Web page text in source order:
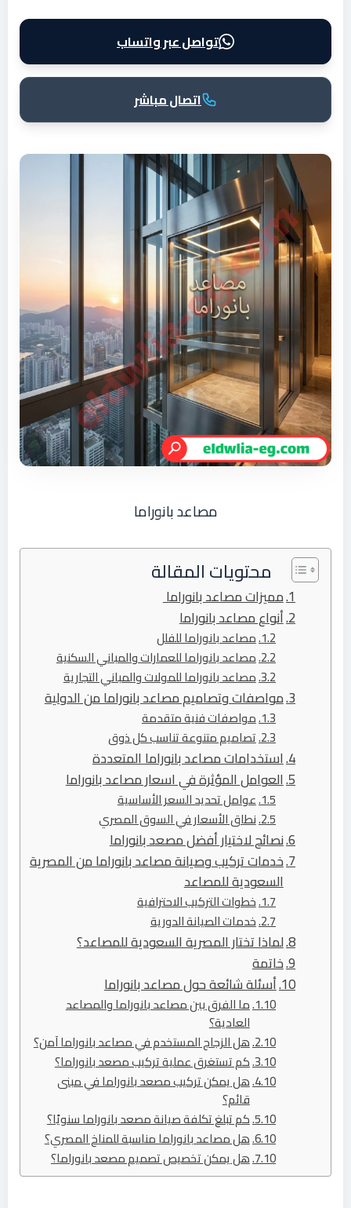
تواصل عبر واتساب
اتصال مباشر
مصاعد بانوراما
محتويات المقالة
مميزات مصاعد بانوراما
أنواع مصاعد بانوراما
مصاعد بانوراما للفلل
مصاعد بانوراما للعمارات والمباني السكنية
مصاعد بانوراما للمولات والمباني التجارية
مواصفات وتصاميم مصاعد بانوراما من الدولية
مواصفات فنية متقدمة
تصاميم متنوعة تناسب كل ذوق
استخدامات مصاعد بانوراما المتعددة
العوامل المؤثرة في اسعار مصاعد بانوراما
عوامل تحديد السعر الأساسية
نطاق الأسعار في السوق المصري
نصائح لاختيار أفضل مصعد بانوراما
خدمات تركيب وصيانة مصاعد بانوراما من المصرية
السعودية للمصاعد
خطوات التركيب الاحترافية
خدمات الصيانة الدورية
لماذا تختار المصرية السعودية للمصاعد؟
خاتمة
أسئلة شائعة حول مصاعد بانوراما
ما الفرق بين مصاعد بانوراما والمصاعد
العادية؟
هل الزجاج المستخدم في مصاعد بانوراما آمن؟
كم تستغرق عملية تركيب مصعد بانوراما؟
هل يمكن تركيب مصعد بانوراما في مبنى
قائم؟
كم تبلغ تكلفة صيانة مصعد بانوراما سنويًا؟
هل مصاعد بانوراما مناسبة للمناخ المصري؟
هل يمكن تخصيص تصميم مصعد بانوراما؟